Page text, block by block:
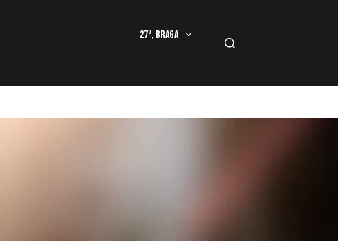
27º, Braga